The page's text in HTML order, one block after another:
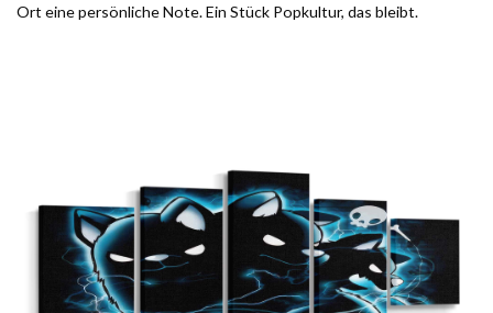
Ort eine persönliche Note. Ein Stück Popkultur, das bleibt.